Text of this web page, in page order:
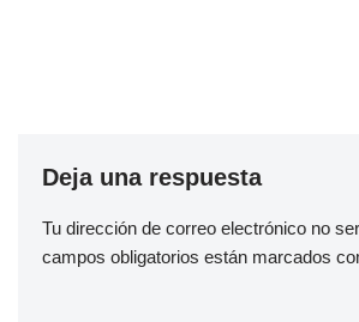
Deja una respuesta
Tu dirección de correo electrónico no
campos obligatorios están marcados